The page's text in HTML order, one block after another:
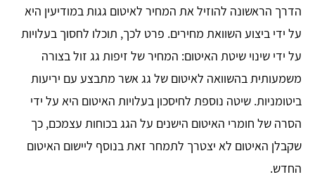
הדרך הראשונה להוזיל את המחיר לאיטום גגות במודיעין היא
על ידי ביצוע השוואת מחירים. פרט לכך, תוכלו לחסוך בעלויות
על ידי שינוי שיטת האיטום: המחיר של זיפות גג זול בצורה
משמעותית בהשוואה לאיטום של גג אשר מתבצע עם יריעות
ביטומניות. שיטה נוספת לחיסכון בעלויות האיטום היא על ידי
הסרה של חומרי האיטום הישנים על הגג בכוחות עצמכם, כך
שקבלן האיטום לא יצטרך לתמחר זאת בנוסף ליישום האיטום
החדש.